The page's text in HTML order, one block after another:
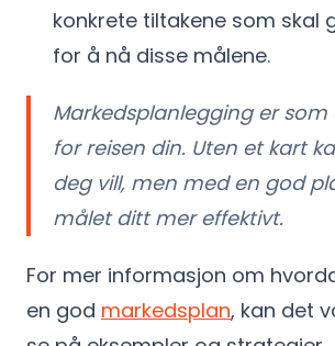
konkrete tiltakene som skal
for å nå disse målene.
Markedsplanlegging er
for reisen din. Uten et kart
deg vill, men med en god
målet ditt mer effektivt.
For mer informasjon om
en god markedsplan, kan det